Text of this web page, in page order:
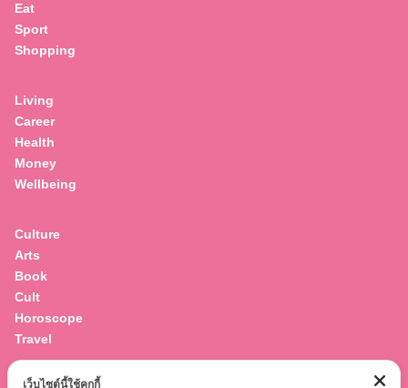
Eat
Sport
Shopping
Living
Career
Health
Money
Wellbeing
Culture
Arts
Book
Cult
Horoscope
Travel
เว็บไซต์นี้ใช้คุกกี้